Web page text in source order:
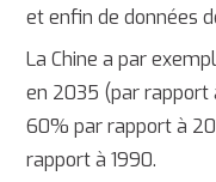
et enfin de données
La Chine a par
en 2035 (par rapport
60% par rapport à
rapport à 1990.